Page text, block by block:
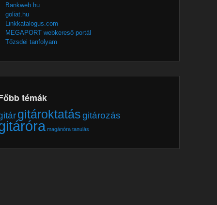
Bankweb.hu
goliat.hu
Linkkatalogus.com
MEGAPORT webkereső portál
Tőzsdei tanfolyam
témák
gitároktatásgitározás
magánóra tanulás